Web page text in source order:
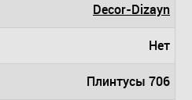
Decor-Dizayn
Нет
Плинтусы 706